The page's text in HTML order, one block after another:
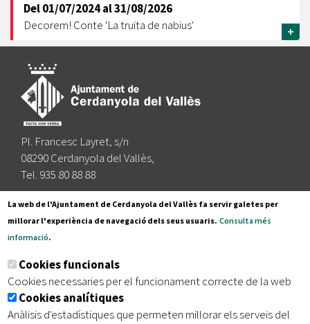
Del01/07/2024al31/08/2026
Decorem! Conte 'La truita de nabius'
+
Pl. Francesc Layret, s/n
08290 Cerdanyola del Vallès,
Tel. 935 80 88 88
Segueix-nos a:
Subscriu-te al nostre butlletí
Inici | Avís legal | Protecció de dades
| Accessibilitat
La web de l'Ajuntament de Cerdanyola del Vallès fa servir galetes per
millorar l'experiència de navegació dels seus usuaris. Consulta més
informació.
Cookies funcionals
Cookies necessaries per el funcionament correcte de la web
Cookies analítiques
Anàlisis d'estadístiques que permeten millorar els serveis del